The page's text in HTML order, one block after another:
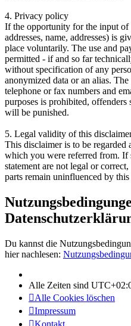
4. Privacy policy
If the opportunity for the input of
addresses, name, addresses) is
place voluntarily. The use and
permitted - if and so far
without specification of any
anonymized data or an alias.
telephone or fax numbers and
purposes is prohibited, offenders
will be punished.
5. Legal validity of this
This disclaimer is to be regarded
which you were referred from. If
statement are not legal or
parts remain uninfluenced by this
Du kannst die
hier nachlesen:
Alle Zeiten sind
Alle Cookies löschen
Impressum
Kontakt